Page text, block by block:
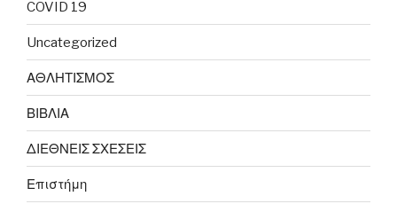
COVID 19
Uncategorized
ΑΘΛΗΤΙΣΜΟΣ
ΒΙΒΛΙΑ
ΔΙΕΘΝΕΙΣ ΣΧΕΣΕΙΣ
Επιστήμη